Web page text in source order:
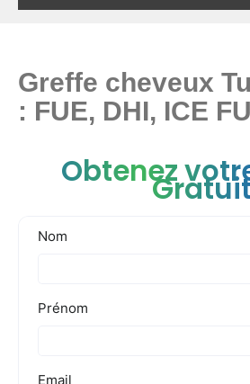
Greffe cheveux
: FUE, DHI, ICE
Obtenez